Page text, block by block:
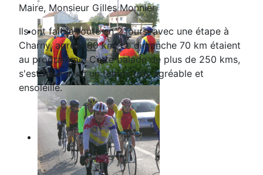
Maire, Monsieur Gilles Monnier.
Ils ont fait la route en 2 jours, avec une étape à
Charny, après 180 km. Le dimanche 70 km étaient
au programme. Cette balade de plus de 250 kms,
s'est faite avec un temps très agréable et
ensoleillé.